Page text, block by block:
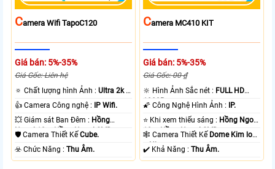
CAmera Wifi TapoC120
Giá bán: 5%-35%
Giá Gốc: Liên hệ
🔅 Chất lượng hình Ảnh :Ultra 2k +
.
👍 Camera Công nghệ :
IP Wifi.
💥 Giám sát Ban Đêm : Hồng
Ngoại 10m Hồng Ngoại SMD.
🛡 Camera Thiết KếCube.
️☣️ Chức Năng :Thu Âm.
CAmera MC410 KIT
Giá bán: 5%-35%
Giá Gốc: 00 ₫
🔆 Hình Ảnh Sắc nét : FULL HD
1080P .
🌠 Công Nghệ Hình Ảnh :
IP.
⭐ Khi xem thiếu sáng : Hồng Ngoại
10m Hồng Ngoại SMD.
🕸️ Camera Thiết Kế Dome Kim loại
+ Nhựa.
️✔️ Khả Năng :Thu Âm.